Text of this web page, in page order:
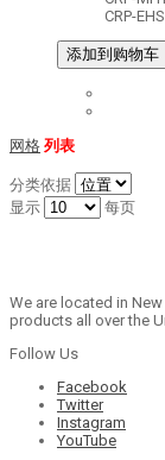
CRP-
添加到购物车
网格 列表
分类依据
显示
每页
We are located in
products all over the
Follow Us
Facebook
Twitter
Instagram
YouTube